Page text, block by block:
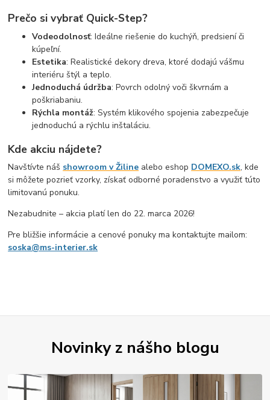
Prečo si vybrať Quick-Step?
Vodeodolnosť: Ideálne riešenie do kuchýň, predsiení či
kúpeľní.
Estetika: Realistické dekory dreva, ktoré dodajú vášmu
interiéru štýl a teplo.
Jednoduchá údržba: Povrch odolný voči škvrnám a
poškriabaniu.
Rýchla montáž: Systém klikového spojenia zabezpečuje
jednoduchú a rýchlu inštaláciu.
Kde akciu nájdete?
Navštívte náš showroom v Žiline alebo eshop DOMEXO.sk, kde
si môžete pozrieť vzorky, získať odborné poradenstvo a využiť túto
limitovanú ponuku.
Nezabudnite – akcia platí len do 22. marca 2026!
Pre bližšie informácie a cenové ponuky ma kontaktujte mailom:
soska@ms-interier.sk
Novinky z nášho blogu